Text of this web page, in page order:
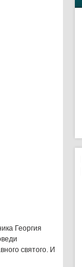
Георгия
святого. И